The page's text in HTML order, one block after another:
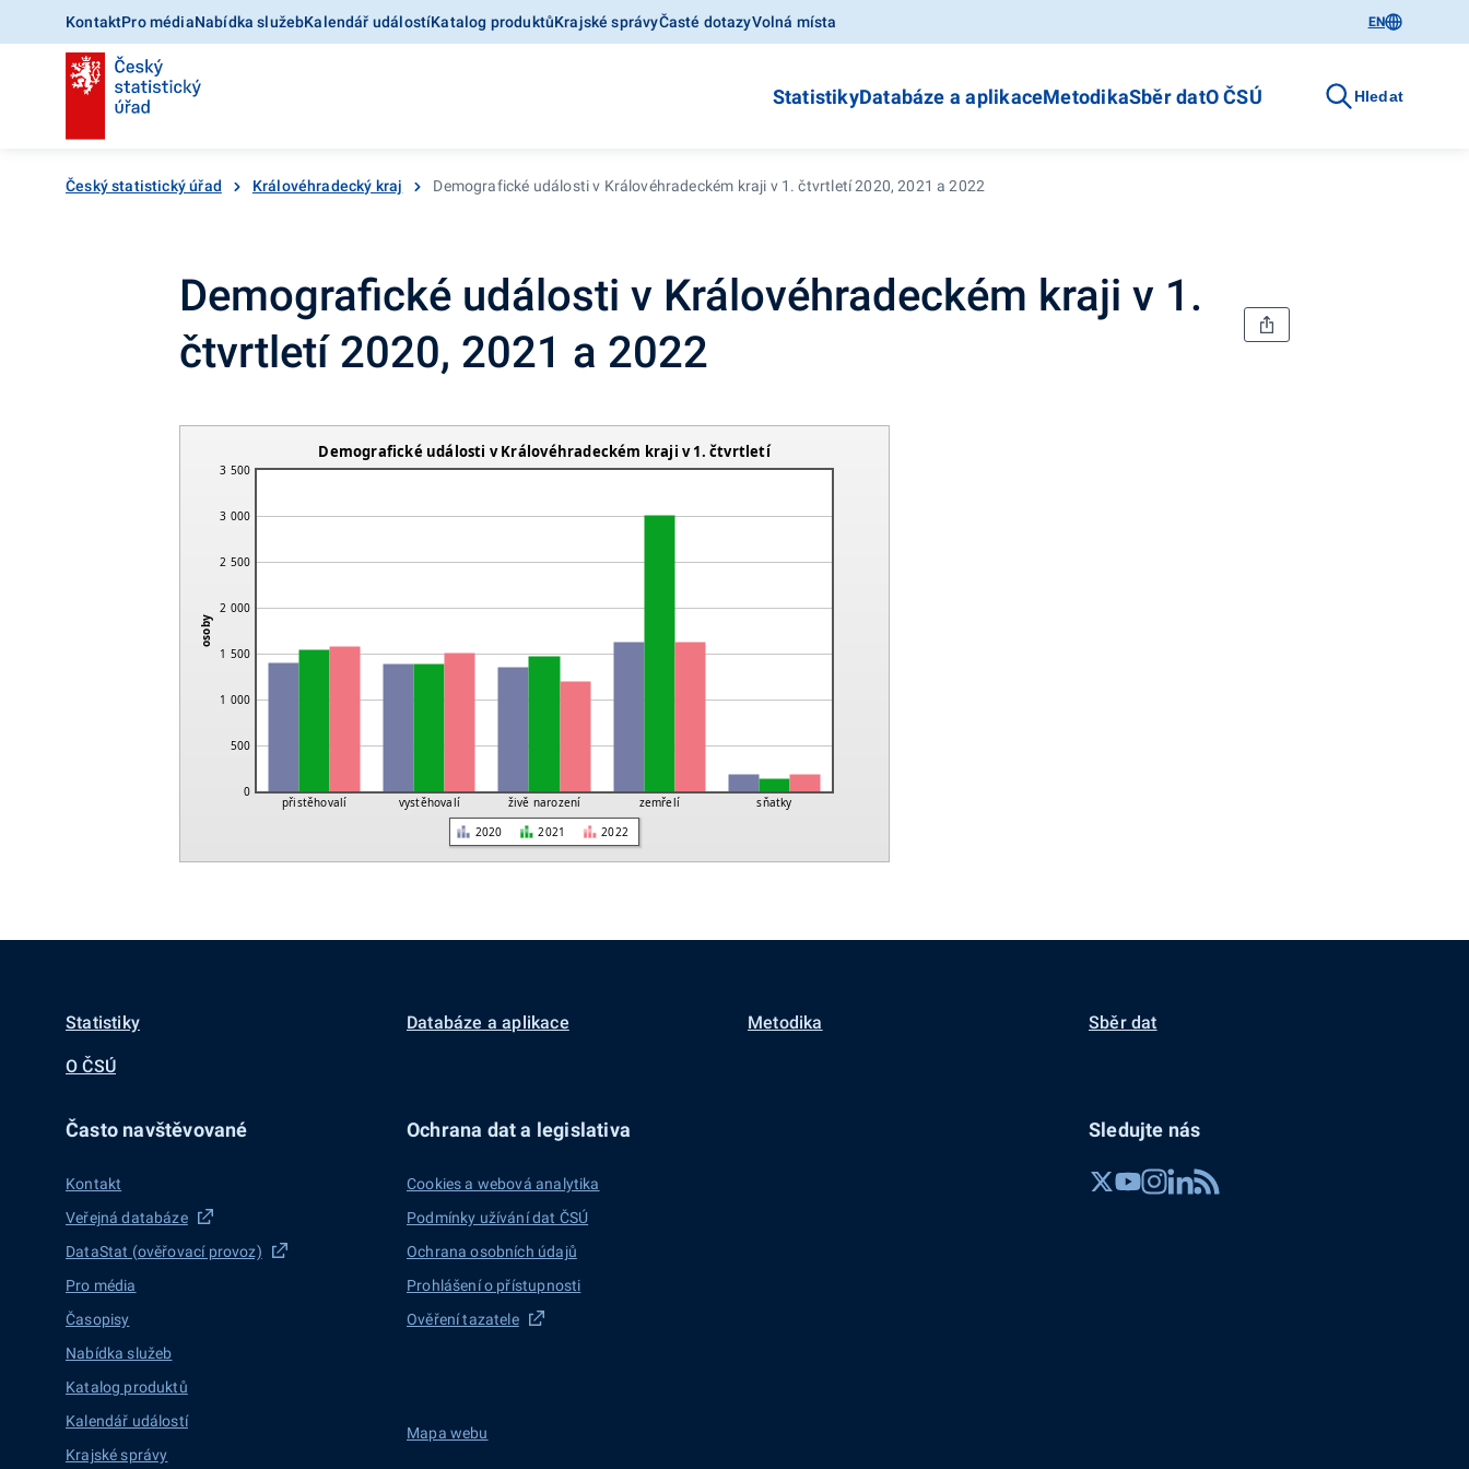
KontaktPro médiaNabídka služebKalendář událostíKatalog produktůKrajské správyČasté dotazyVolná místa EN
StatistikyDatabáze a aplikaceMetodikaSběr datO ČSÚ Hledat
Český statistický úřad Královéhradecký kraj Demografické události v Královéhradeckém kraji v 1. čtvrtletí 2020, 2021 a 2022
Demografické události v Královéhradeckém kraji v 1.
čtvrtletí 2020, 2021 a 2022
přistěhovalí vystěhovalí živě narození zemřelí sňatky
0
500
1 000
1 500
2 000
2 500
3 000
3 500
osoby
2020 2021 2022
Demografické události v Královéhradeckém kraji v 1. čtvrtletí
Statistiky Databáze a aplikace Metodika Sběr dat
O ČSÚ
Často navštěvované
Kontakt
Veřejná databáze
DataStat (ověřovací provoz)
Pro média
Časopisy
Nabídka služeb
Katalog produktů
Kalendář událostí
Krajské správy
Ochrana dat a legislativa
Cookies a webová analytika
Podmínky užívání dat ČSÚ
Ochrana osobních údajů
Prohlášení o přístupnosti
Ověření tazatele
Mapa webu
Sledujte nás